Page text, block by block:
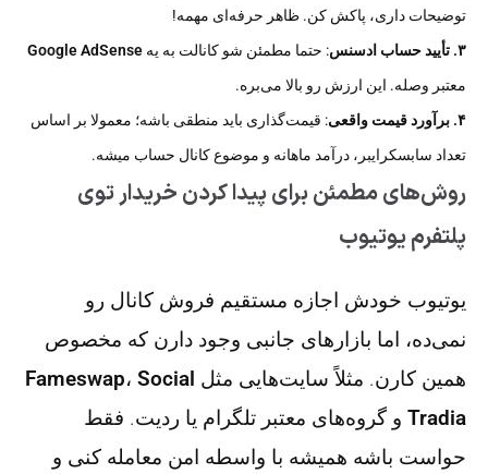
توضیحات داری، پاکش کن. ظاهر حرفه‌ای مهمه!
۳. تأیید حساب ادسنس
: حتما مطمئن شو کانالت به یه Google AdSense
معتبر وصله. این ارزش رو بالا می‌بره.
۴. برآورد قیمت واقعی
: قیمت‌گذاری باید منطقی باشه؛ معمولا بر اساس
تعداد سابسکرایبر، درآمد ماهانه و موضوع کانال حساب میشه.
روش‌های مطمئن برای پیدا کردن خریدار توی
پلتفرم یوتیوب
یوتیوب خودش اجازه مستقیم فروش کانال رو
نمی‌ده، اما بازارهای جانبی وجود دارن که مخصوص
همین کارن. مثلاً سایت‌هایی مثل
Fameswap، Social
Tradia و گروه‌های معتبر تلگرام یا ردیت. فقط
حواست باشه همیشه با واسطه امن معامله کنی و